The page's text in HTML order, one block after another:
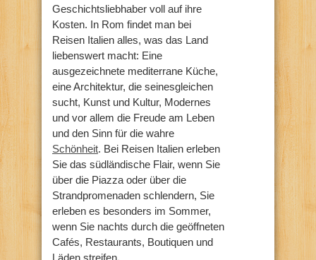
Geschichtsliebhaber voll auf ihre
Kosten. In Rom findet man bei
Reisen Italien alles, was das Land
liebenswert macht: Eine
ausgezeichnete mediterrane Küche,
eine Architektur, die seinesgleichen
sucht, Kunst und Kultur, Modernes
und vor allem die Freude am Leben
und den Sinn für die wahre
Schönheit. Bei Reisen Italien erleben
Sie das südländische Flair, wenn Sie
über die Piazza oder über die
Strandpromenaden schlendern, Sie
erleben es besonders im Sommer,
wenn Sie nachts durch die geöffneten
Cafés, Restaurants, Boutiquen und
Läden streifen.